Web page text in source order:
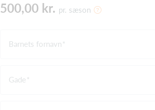
500,00 kr. pr. sæson
Barnets fornavn
Gade